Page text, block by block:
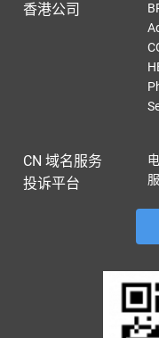
香港公司
CN 域名服务
投诉平台